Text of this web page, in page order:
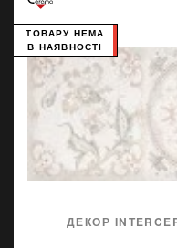
ДЕКОР
ТОВАРУ НЕМА
В НАЯВНОСТІ